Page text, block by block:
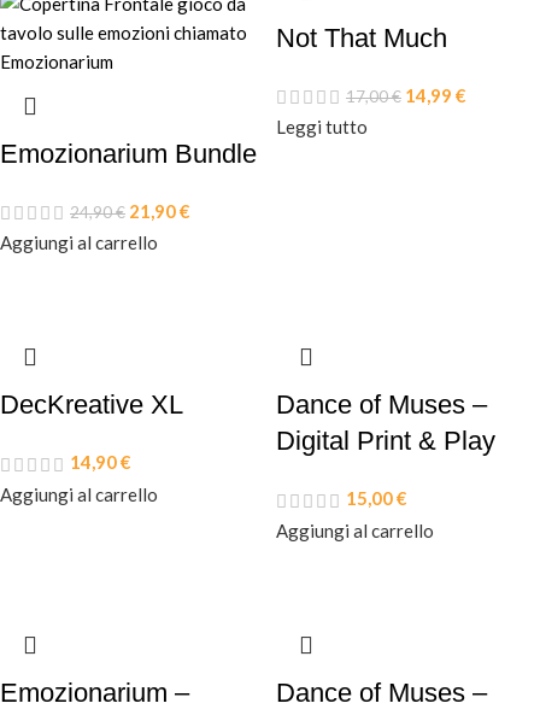
Emozionarium Bundle
24,90€ 21,90€
Aggiungi al carrello
Not That Much
17,00€ 14,99 €
Leggi tutto
DecKreative XL
14,90€
Aggiungi al carrello
Dance of Muses –
Digital Print & Play
15,00€
Aggiungi al carrello
Emozionarium –
Dance of Muses –